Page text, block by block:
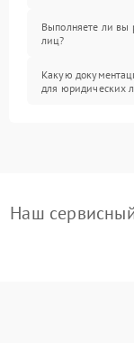
Выполняете ли вы
лиц?
Какую
для юридических
Наш